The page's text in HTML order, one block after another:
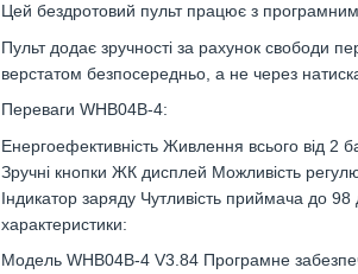
Цей бездротовий пульт працює з
Пульт додає зручності за рахунок свободи
верстатом безпосередньо, а не через
Переваги WHB04B-4:
Енергоефективність Живлення всього від 2
Зручні кнопки ЖК дисплей Можливість
Індикатор заряду Чутливість приймача до
характеристики:
Модель WHB04B-4 V3.84 Програмне